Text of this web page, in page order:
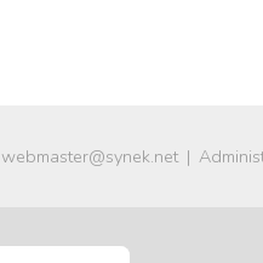
webmaster@synek.net|